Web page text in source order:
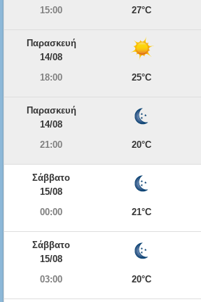
15:00
27°C
Παρασκευή
14/08
18:00
25°C
Παρασκευή
14/08
21:00
20°C
Σάββατο
15/08
00:00
21°C
Σάββατο
15/08
03:00
20°C